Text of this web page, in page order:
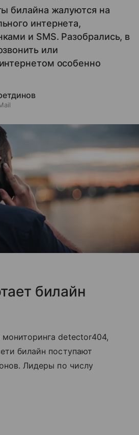
билайна жалуются на
интернета,
и SMS. Разобрались, в
или
особенно
билайн
detector404,
билайн поступают
Лидеры по числу